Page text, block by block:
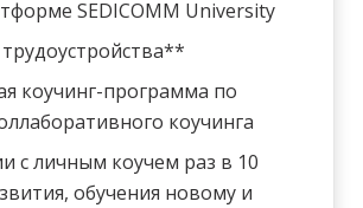
SEDICOMM University
коучинг-программа по
коучинга
с личным коучем раз в 10
обучения новому и